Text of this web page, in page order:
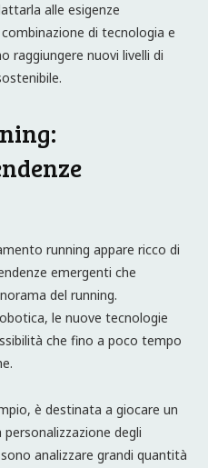
alle esigenze
di tecnologia e
raggiungere nuovi livelli di
running appare ricco di
emergenti che
del running.
le nuove tecnologie
che fino a poco tempo
è destinata a giocare un
degli
analizzare grandi quantità